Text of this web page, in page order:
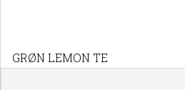
GRØN LEMON TE